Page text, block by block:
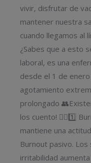
vivir, disfrutar de
mantener nuestra
cuando llegamos al
¿Sabes que a esto
laboral, es una
desde el 1 de
agotamiento
prolongado
los cuento! 👇🏼1️⃣
mantiene una
Burnout pasivo.
irritabilidad